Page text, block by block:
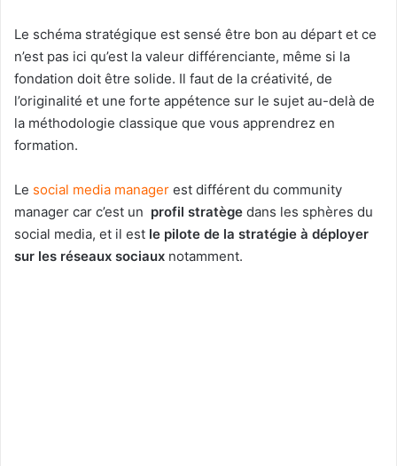
Le schéma stratégique est sensé être bon au départ et ce
n’est pas ici qu’est la valeur différenciante, même si la
fondation doit être solide. Il faut de la créativité, de
l’originalité et une forte appétence sur le sujet au-delà de
la méthodologie classique que vous apprendrez en
formation.
Le social media manager est différent du community
manager car c’est un profil stratège dans les sphères du
social media, et il est le pilote de la stratégie à déployer
sur les réseaux sociaux notamment.